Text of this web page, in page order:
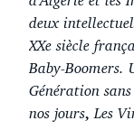
deux
XXe siècle
Baby-Boomers.
Génération
nos jours,Les